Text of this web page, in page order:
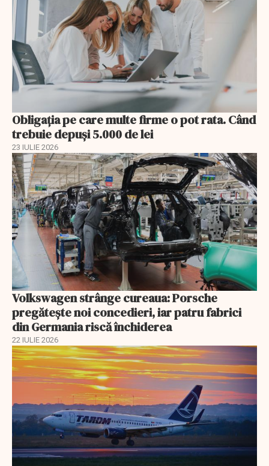
Obligația pe care multe firme o pot rata. Când
trebuie depuși 5.000 de lei
23 IULIE 2026
Volkswagen strânge cureaua: Porsche
pregătește noi concedieri, iar patru fabrici
din Germania riscă închiderea
22 IULIE 2026